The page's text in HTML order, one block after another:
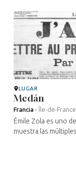
LUGAR
Medán
Francia › Île-de-France
Émile Zola es uno
muestra las